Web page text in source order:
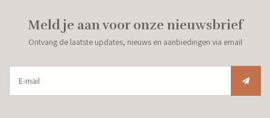
Meld je aan voor onze nieuwsbrief
Ontvang de laatste updates, nieuws en aanbiedingen via email